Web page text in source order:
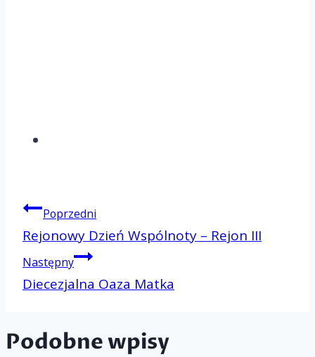
wpisu
Poprzedni
Rejonowy Dzień Wspólnoty – Rejon III
Następny
Diecezjalna Oaza Matka
Podobne wpisy